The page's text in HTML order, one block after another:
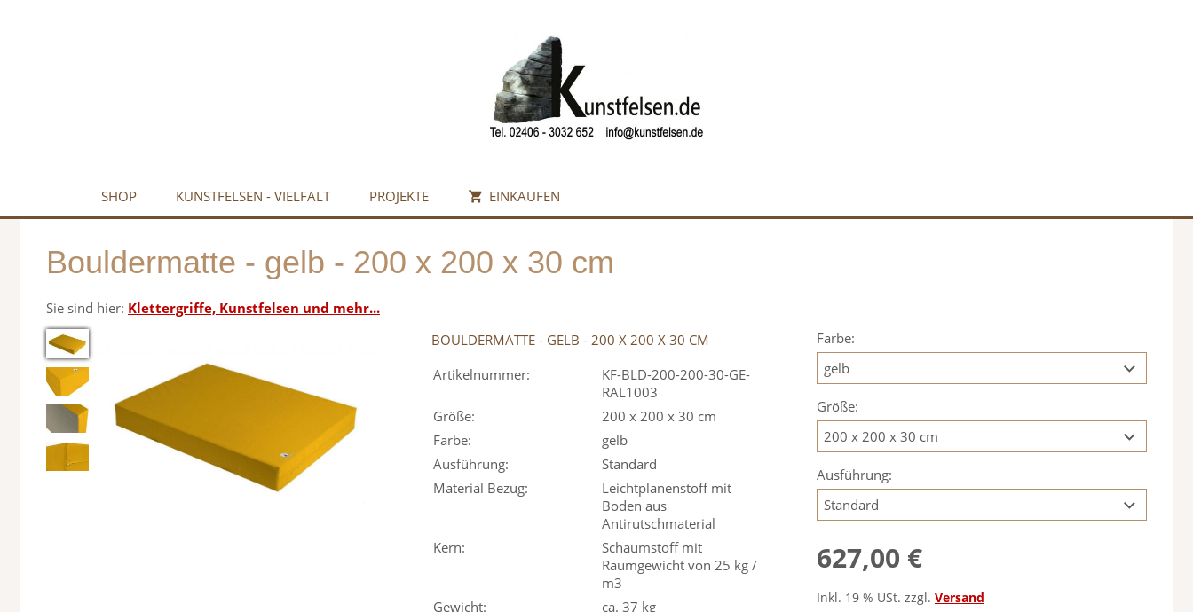
SHOP KUNSTFELSEN - VIELFALT PROJEKTE EINKAUFEN
Bouldermatte - gelb - 200 x 200 x 30 cm
Sie sind hier: Klettergriffe, Kunstfelsen und mehr...
BOULDERMATTE - GELB - 200 X 200 X 30 CM
Artikelnummer:
KF-BLD-200-200-30-GE-
RAL1003
Größe:
200 x 200 x 30 cm
Farbe:
gelb
Ausführung:
Standard
Material Bezug:
Leichtplanenstoff mit
Boden aus
Antirutschmaterial
Kern:
Schaumstoff mit
Raumgewicht von 25 kg /
m3
Gewicht:
ca. 37 kg
Farbe:
Größe:
Ausführung:
627,00 €
Inkl. 19 % USt. zzgl. Versand